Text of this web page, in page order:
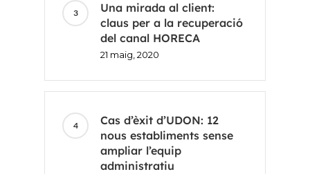
Una mirada al client:
claus per a la recuperació
del canal HORECA
21 maig, 2020
Cas d’èxit d’UDON: 12
nous establiments sense
ampliar l’equip
administratiu